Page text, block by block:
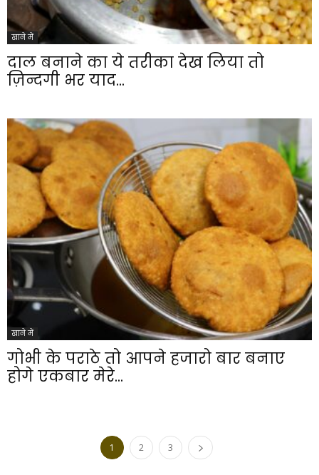
खाने में
दाल बनाने का ये तरीका देख लिया तो
ज़िन्दगी भर याद...
खाने में
गोभी के पराठे तो आपने हजारो बार बनाए
होगे एकबार मेरे...
1 2 3